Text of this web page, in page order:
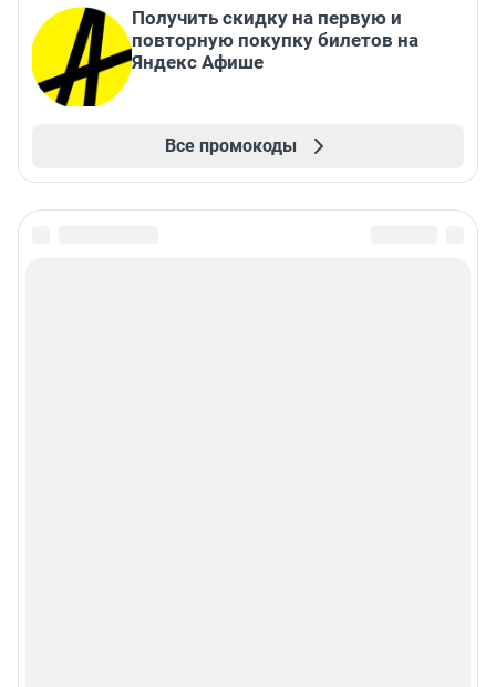
Получить скидку на первую и
повторную покупку билетов на
Яндекс Афише
Все промокоды